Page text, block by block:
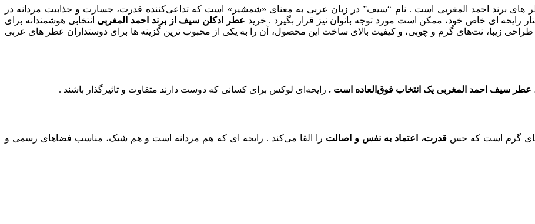
برند احمد المغربی است . نام “سیف” در زبان عربی به معنای «شمشیر» است که تداعی‌کننده قدرت، جسارت و جذابیت مردانه در
رایحه‌ ای خاص خود، ممکن است مورد توجه بانوان نیز قرار بگیرد . خرید عطر ادکلن سیف از برند احمد المغربی انتخابی هوشمندانه برای
زیبا، نت‌های گرم و چوبی، و کیفیت بالای ساخت این محصول، آن را به یکی از محبوب‌ ترین گزینه‌ ها برای دوستداران عطر های عربی
عطر سیف احمد المغربی یک انتخاب فوق‌العاده است . رایحه‌ای لوکس برای کسانی که دوست دارند متفاوت و تاثیرگذار باشند .
گرم است که حس قدرت، اعتماد به نفس و اصالت را القا می‌کند . رایحه‌ ای که هم مردانه است و هم شیک، مناسب فضاهای رسمی و